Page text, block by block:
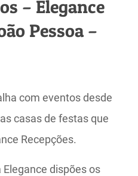
– Elegance
Pessoa –
com eventos desde
casas de festas que
Recepções.
Elegance dispões os